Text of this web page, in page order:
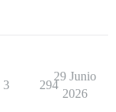
3 294
29 Junio
2026